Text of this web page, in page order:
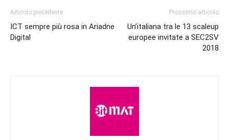
Articolo precedente
ICT sempre più rosa in Ariadne
Digital
Prossimo articolo
Un’italiana tra le 13 scaleup
europee invitate a SEC2SV
2018